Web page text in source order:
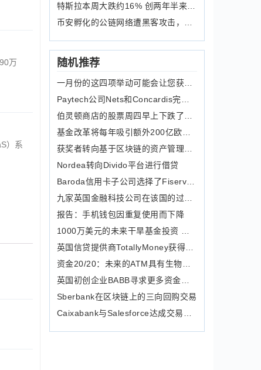
万
）系
随机推荐
Nordea转向Divido平台进行借贷
报告：手机钱包因重复使用而下降
Sberbank在区块链上的三向回购交易